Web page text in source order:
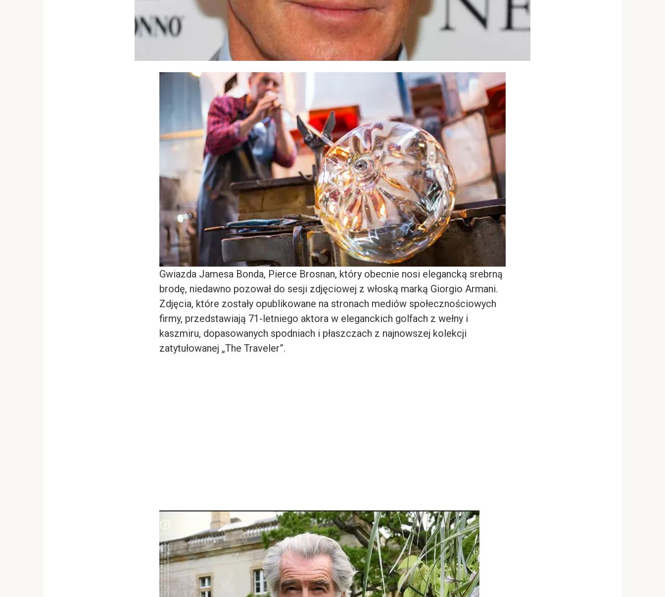
Gwiazda Jamesa Bonda, Pierce Brosnan, który obecnie nosi elegancką srebrną
brodę, niedawno pozował do sesji zdjęciowej z włoską marką Giorgio Armani.
Zdjęcia, które zostały opublikowane na stronach mediów społecznościowych
firmy, przedstawiają 71-letniego aktora w eleganckich golfach z wełny i
kaszmiru, dopasowanych spodniach i płaszczach z najnowszej kolekcji
zatytułowanej „The Traveler”.